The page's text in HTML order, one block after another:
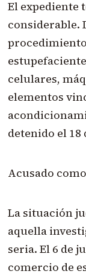
El expediente
considerable.
celulares,
elementos
detenido el 18
Acusado
La situación
aquella
seria. El 6 de
comercio de